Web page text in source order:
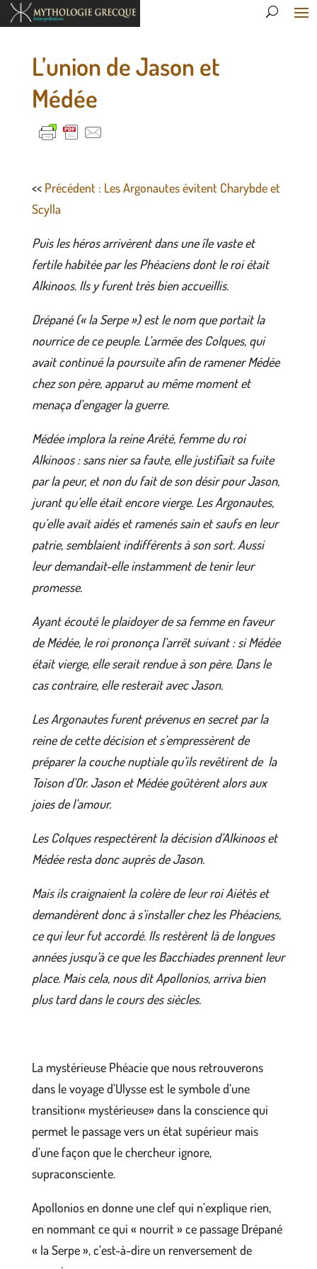
L’union de Jason et
Médée
<< Précédent : Les Argonautes évitent Charybde et
Scylla
Puis les héros arrivèrent dans une île vaste et
fertile habitée par les Phéaciens dont le roi était
Alkinoos. Ils y furent très bien accueillis.
Drépané (« la Serpe ») est le nom que portait la
nourrice de ce peuple. L’armée des Colques, qui
avait continué la poursuite afin de ramener Médée
chez son père, apparut au même moment et
menaça d’engager la guerre.
Médée implora la reine Arété, femme du roi
Alkinoos : sans nier sa faute, elle justifiait sa fuite
par la peur, et non du fait de son désir pour Jason,
jurant qu’elle était encore vierge. Les Argonautes,
qu’elle avait aidés et ramenés sain et saufs en leur
patrie, semblaient indifférents à son sort. Aussi
leur demandait-elle instamment de tenir leur
promesse.
Ayant écouté le plaidoyer de sa femme en faveur
de Médée, le roi prononça l’arrêt suivant : si Médée
était vierge, elle serait rendue à son père. Dans le
cas contraire, elle resterait avec Jason.
Les Argonautes furent prévenus en secret par la
reine de cette décision et s’empressèrent de
préparer la couche nuptiale qu’ils revêtirent de la
Toison d’Or. Jason et Médée goûtèrent alors aux
joies de l’amour.
Les Colques respectèrent la décision d’Alkinoos et
Médée resta donc auprès de Jason.
Mais ils craignaient la colère de leur roi Aiétès et
demandèrent donc à s’installer chez les Phéaciens,
ce qui leur fut accordé. Ils restèrent là de longues
années jusqu’à ce que les Bacchiades prennent leur
place. Mais cela, nous dit Apollonios, arriva bien
plus tard dans le cours des siècles.
La mystérieuse Phéacie que nous retrouverons
dans le voyage d’Ulysse est le symbole d’une
transition« mystérieuse» dans la conscience qui
permet le passage vers un état supérieur mais
d’une façon que le chercheur ignore,
supraconsciente.
Apollonios en donne une clef qui n’explique rien,
en nommant ce qui « nourrit » ce passage Drépané
« la Serpe », c’est-à-dire un renversement de